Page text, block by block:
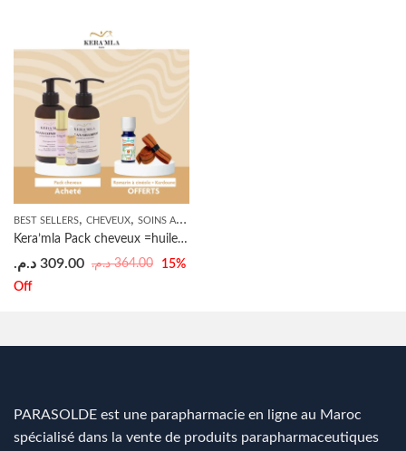
BEST SELLERS, CHEVEUX, SOINS ANTI-CHUTE
Kera’mla Pack cheveux =huile essentielle romarin à cinéole +kadoune OFFERTS
364.00 د.م. 309.00 د.م. 15%
Off
PARASOLDE est une parapharmacie en ligne au Maroc
spécialisé dans la vente de produits parapharmaceutiques